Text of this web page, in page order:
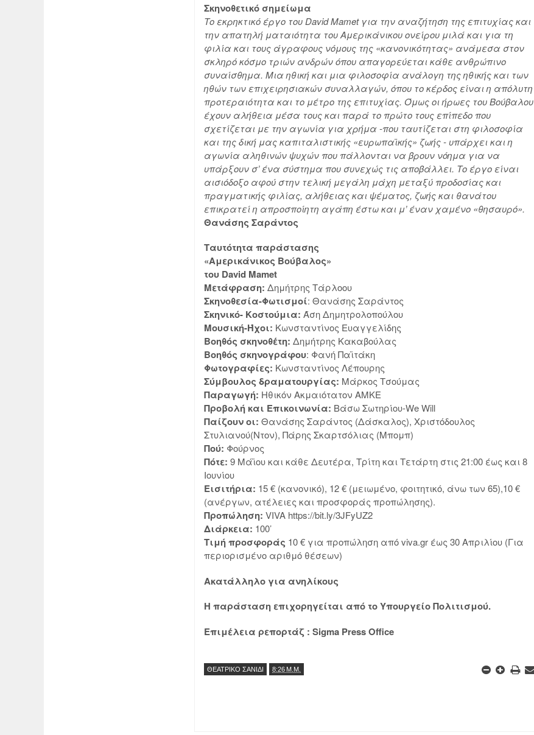
Σκηνοθετικό σημείωμα
Το εκρηκτικό έργο του David Mamet για την αναζήτηση της επιτυχίας και
την απατηλή ματαιότητα του Αμερικάνικου ονείρου μιλά και για τη
φιλία και τους άγραφους νόμους της «κανονικότητας» ανάμεσα στον
σκληρό κόσμο τριών ανδρών όπου απαγορεύεται κάθε ανθρώπινο
συναίσθημα. Μια ηθική και μια φιλοσοφία ανάλογη της ηθικής και των
ηθών των επιχειρησιακών συναλλαγών, όπου το κέρδος είναι η απόλυτη
προτεραιότητα και το μέτρο της επιτυχίας. Όμως οι ήρωες του Βούβαλου
έχουν αλήθεια μέσα τους και παρά το πρώτο τους επίπεδο που
σχετίζεται με την αγωνία για χρήμα -που ταυτίζεται στη φιλοσοφία
και της δική μας καπιταλιστικής «ευρωπαϊκής» ζωής - υπάρχει και η
αγωνία αληθινών ψυχών που πάλλονται να βρουν νόημα για να
υπάρξουν σ’ ένα σύστημα που συνεχώς τις αποβάλλει. Το έργο είναι
αισιόδοξο αφού στην τελική μεγάλη μάχη μεταξύ προδοσίας και
πραγματικής φιλίας, αλήθειας και ψέματος, ζωής και θανάτου
επικρατεί η απροσποίητη αγάπη έστω και μ’ έναν χαμένο «θησαυρό».
Θανάσης Σαράντος
Ταυτότητα παράστασης
«Αμερικάνικος Βούβαλος»
του David Mamet
Μετάφραση: Δημήτρης Τάρλοου
Σκηνοθεσία-Φωτισμοί: Θανάσης Σαράντος
Σκηνικό- Κοστούμια: Άση Δημητρολοπούλου
Μουσική-Ήχοι: Κωνσταντίνος Ευαγγελίδης
Βοηθός σκηνοθέτη: Δημήτρης Κακαβούλας
Βοηθός σκηνογράφου: Φανή Παϊτάκη
Φωτογραφίες: Κωνσταντίνος Λέπουρης
Σύμβουλος δραματουργίας: Μάρκος Τσούμας
Παραγωγή: Ηθικόν Ακμαιότατον ΑΜΚΕ
Προβολή και Επικοινωνία: Βάσω Σωτηρίου-We Will
Παίζουν οι: Θανάσης Σαράντος (Δάσκαλος), Χριστόδουλος
Στυλιανού(Ντον), Πάρης Σκαρτσόλιας (Μπομπ)
Πού: Φούρνος
Πότε: 9 Μάϊου και κάθε Δευτέρα, Τρίτη και Τετάρτη στις 21:00 έως και 8
Ιουνίου
Εισιτήρια: 15 € (κανονικό), 12 € (μειωμένο, φοιτητικό, άνω των 65),10 €
(ανέργων, ατέλειες και προσφοράς προπώλησης).
Προπώληση: VIVA https://bit.ly/3JFyUZ2
Διάρκεια: 100’
Τιμή προσφοράς 10 € για προπώληση από viva.gr έως 30 Απριλίου (Για
περιορισμένο αριθμό θέσεων)
Ακατάλληλο για ανηλίκους
Η παράσταση επιχορηγείται από το Υπουργείο Πολιτισμού.
Επιμέλεια ρεπορτάζ : Sigma Press Office
ΘΕΑΤΡΙΚΟ ΣΑΝΙΔΙ 8:26 Μ.Μ.